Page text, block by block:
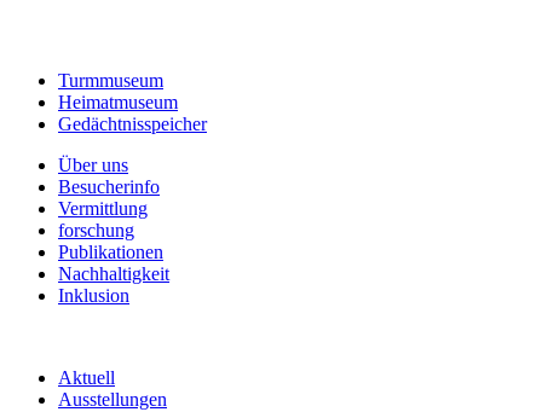
Turmmuseum
Heimatmuseum
Gedächtnisspeicher
Über uns
Besucherinfo
Vermittlung
forschung
Publikationen
Nachhaltigkeit
Inklusion
Aktuell
Ausstellungen